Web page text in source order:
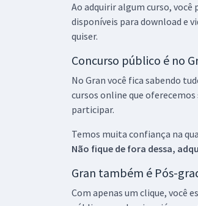
Ao adquirir algum curso, você
disponíveis para download e
quiser.
Concurso público é no
No Gran você fica sabendo
cursos online que
participar.
Temos muita confiança na
Não fique de fora dessa,
Gran também é Pós-
Com apenas um clique, você